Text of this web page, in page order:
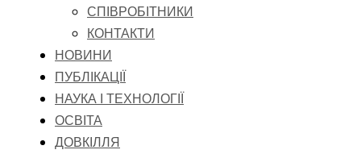
СПІВРОБІТНИКИ
КОНТАКТИ
НОВИНИ
ПУБЛІКАЦІЇ
НАУКА І ТЕХНОЛОГІЇ
ОСВІТА
ДОВКІЛЛЯ